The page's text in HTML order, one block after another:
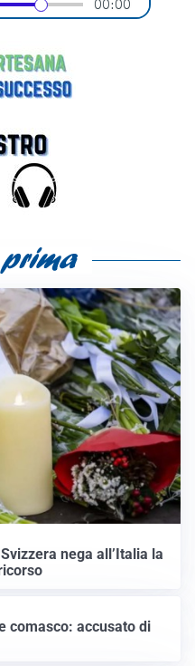
nega all’Italia la
comasco: accusato di